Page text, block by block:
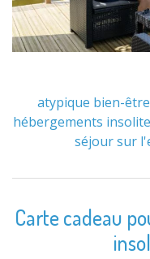
atypique bien-être
hébergements
séjour sur
Carte cadeau